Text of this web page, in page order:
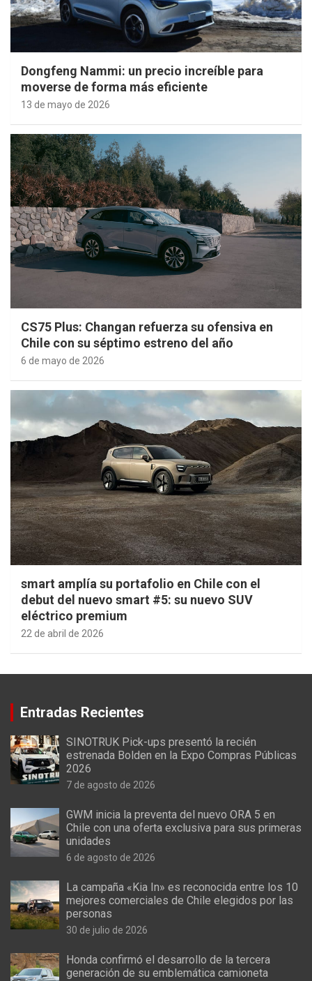
Dongfeng Nammi: un precio increíble para
moverse de forma más eficiente
13 de mayo de 2026
CS75 Plus: Changan refuerza su ofensiva en
Chile con su séptimo estreno del año
6 de mayo de 2026
smart amplía su portafolio en Chile con el
debut del nuevo smart #5: su nuevo SUV
eléctrico premium
22 de abril de 2026
Entradas Recientes
SINOTRUK Pick-ups presentó la recién
estrenada Bolden en la Expo Compras Públicas
2026
7 de agosto de 2026
GWM inicia la preventa del nuevo ORA 5 en
Chile con una oferta exclusiva para sus primeras
unidades
6 de agosto de 2026
La campaña «Kia In» es reconocida entre los 10
mejores comerciales de Chile elegidos por las
personas
30 de julio de 2026
Honda confirmó el desarrollo de la tercera
generación de su emblemática camioneta